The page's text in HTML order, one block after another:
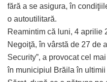
fără a se asigura, în
o autoutilitară.
Reamintim că luni, 4 aprilie
Negoiţă, în vârstă de 27 de
Security”, a provocat cel
în municipiul Brăila în